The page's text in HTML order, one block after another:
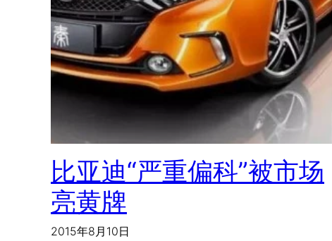
比亚迪“严重偏科”被市场
亮黄牌
2015年8月10日